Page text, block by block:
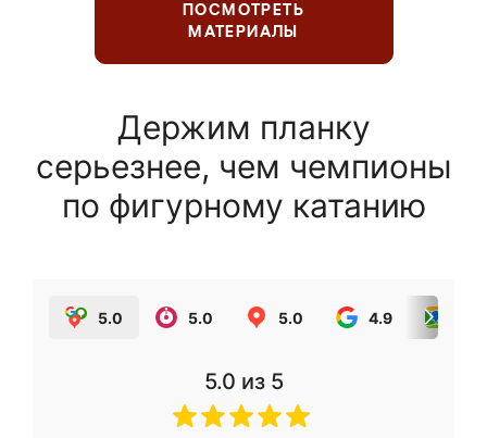
ПОСМОТРЕТЬ
МАТЕРИАЛЫ
Держим планку
серьезнее, чем чемпионы
по фигурному катанию
5.0 5.0 5.0 4.9
5.0 из 5